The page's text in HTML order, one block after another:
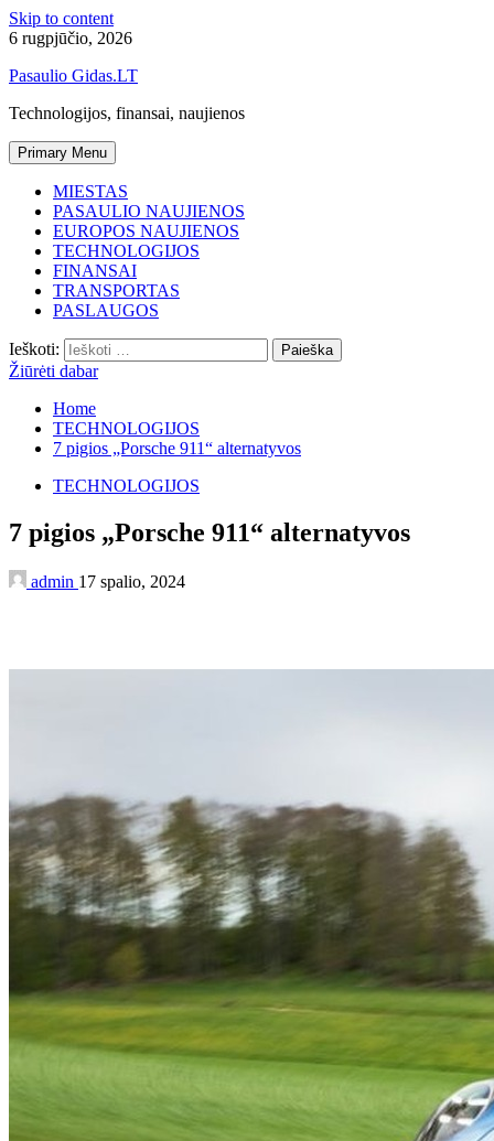
Skip to content
6 rugpjūčio, 2026
Pasaulio Gidas.LT
Technologijos, finansai, naujienos
Primary Menu
MIESTAS
PASAULIO NAUJIENOS
EUROPOS NAUJIENOS
TECHNOLOGIJOS
FINANSAI
TRANSPORTAS
PASLAUGOS
Ieškoti:
Žiūrėti dabar
Home
TECHNOLOGIJOS
7 pigios „Porsche 911“ alternatyvos
TECHNOLOGIJOS
7 pigios „Porsche 911“ alternatyvos
admin 17 spalio, 2024